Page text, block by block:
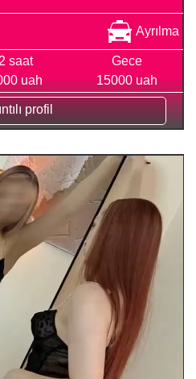
Ayrılma
2 saat
uah
Gece
15000 uah
profil